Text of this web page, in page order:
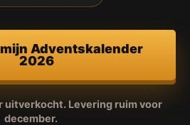
Adventskalender
2026
uitverkocht. Levering ruim voor
december.